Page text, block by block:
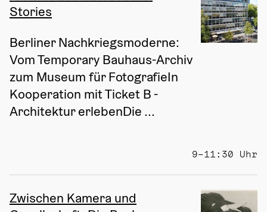
Stories
Berliner Nachkriegsmoderne:
Vom Temporary Bauhaus-Archiv
zum Museum für FotografieIn
Kooperation mit Ticket B -
Architektur erlebenDie ...
9–11:30 Uhr
Zwischen Kamera und